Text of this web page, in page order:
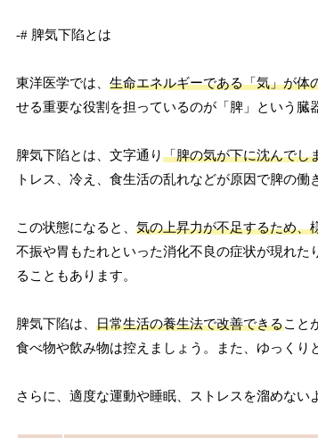
-# 脾気下陷とは
東洋医学では、 生命エネルギーである「気」が体
せる重要な役割を担っているのが「脾」という臓
脾気下陷とは、文字通り「脾の気が下に沈んでし
トレス、冷え、食生活の乱れなどが原因で脾の
この状態になると、 気の上昇力が不足するため、
不振や胃もたれといった消化不良の症状が現れた
ることもあります。
脾気下陷は、 日常生活の養生法で改善できること
食べ物や飲み物は控えましょう。また、ゆっくり
さらに、適度な運動や睡眠、ストレスを溜めない